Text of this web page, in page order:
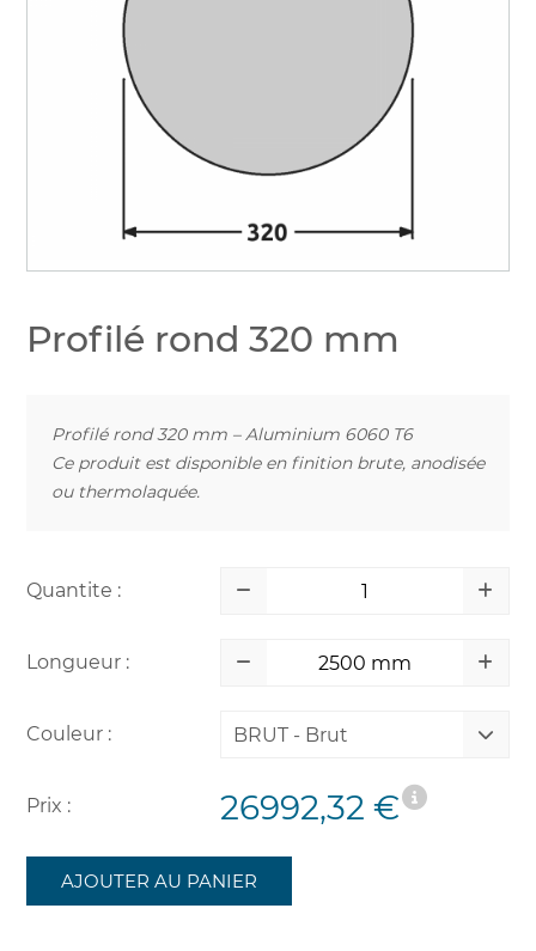
Profilé rond 320 mm
Profilé rond 320 mm – Aluminium 6060 T6
Ce produit est disponible en finition brute, anodisée
ou thermolaquée.
Quantite :
Longueur :
Couleur : BRUT - Brut
Prix : 26992,32 €
AJOUTER AU PANIER